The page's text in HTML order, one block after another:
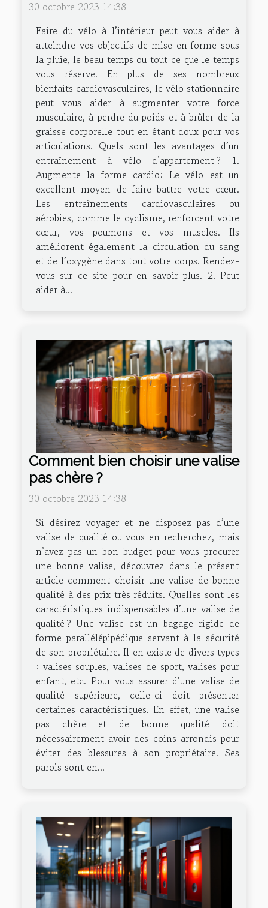
30 octobre 2023 14:38
Faire du vélo à l’intérieur peut vous aider à
atteindre vos objectifs de mise en forme sous
la pluie, le beau temps ou tout ce que le temps
vous réserve. En plus de ses nombreux
bienfaits cardiovasculaires, le vélo stationnaire
peut vous aider à augmenter votre force
musculaire, à perdre du poids et à brûler de la
graisse corporelle tout en étant doux pour vos
articulations. Quels sont les avantages d’un
entraînement à vélo d’appartement ? 1.
Augmente la forme cardio: Le vélo est un
excellent moyen de faire battre votre cœur.
Les entraînements cardiovasculaires ou
aérobies, comme le cyclisme, renforcent votre
cœur, vos poumons et vos muscles. Ils
améliorent également la circulation du sang
et de l’oxygène dans tout votre corps. Rendez-
vous sur ce site pour en savoir plus. 2. Peut
aider à...
Comment bien choisir une valise
pas chère ?
30 octobre 2023 14:38
Si désirez voyager et ne disposez pas d’une
valise de qualité ou vous en recherchez, mais
n’avez pas un bon budget pour vous procurer
une bonne valise, découvrez dans le présent
article comment choisir une valise de bonne
qualité à des prix très réduits. Quelles sont les
caractéristiques indispensables d’une valise de
qualité ? Une valise est un bagage rigide de
forme parallélépipédique servant à la sécurité
de son propriétaire. Il en existe de divers types
: valises souples, valises de sport, valises pour
enfant, etc. Pour vous assurer d’une valise de
qualité supérieure, celle-ci doit présenter
certaines caractéristiques. En effet, une valise
pas chère et de bonne qualité doit
nécessairement avoir des coins arrondis pour
éviter des blessures à son propriétaire. Ses
parois sont en...